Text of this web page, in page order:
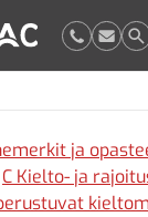
ja
C Kielto- ja